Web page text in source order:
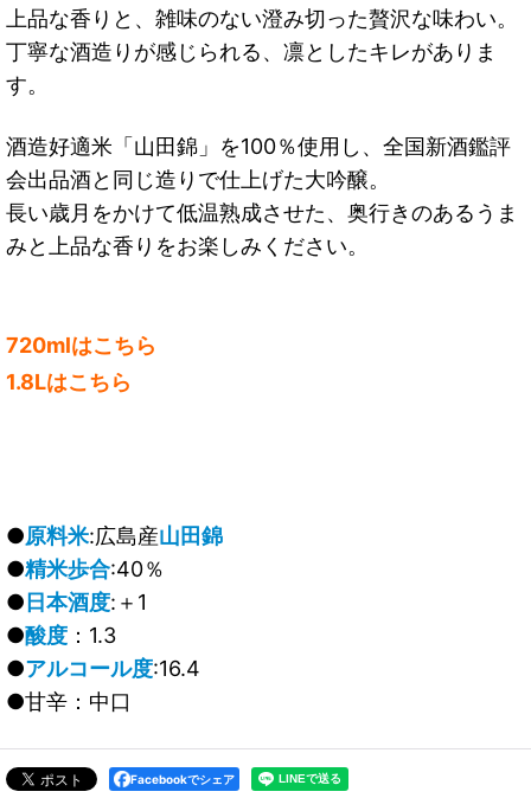
上品な香りと、雑味のない澄み切った贅沢な味わい。
丁寧な酒造りが感じられる、凛としたキレがありま
す。
酒造好適米「山田錦」を100％使用し、全国新酒鑑評
会出品酒と同じ造りで仕上げた大吟醸。
長い歳月をかけて低温熟成させた、奥行きのあるうま
みと上品な香りをお楽しみください。
720mlはこちら
1.8Lはこちら
●原料米:広島産山田錦
●精米歩合:40％
● 日本酒度:＋1
●酸度 ：1.3
●アルコール度:16.4
●甘辛：中口
Facebookでシェア